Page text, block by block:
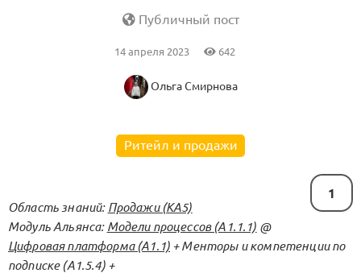
Публичный пост
14 апреля 2023 642
Ольга Смирнова
Ритейл и продажи
1
Область знаний: Продажи (KA5)
Модуль Альянса: Модели процессов (А1.1.1) @
Цифровая платформа (А1.1) + Менторы и компетенции по
подписке (А1.5.4) +